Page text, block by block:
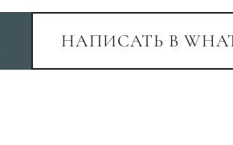
НАПИСАТЬ В